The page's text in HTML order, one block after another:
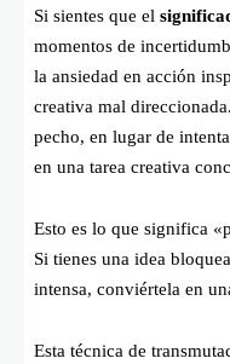
Si sientes que el
momentos de
la ansiedad en acción
creativa mal
pecho, en lugar de
en una tarea creativa
Esto es lo que significa
Si tienes una idea
intensa, conviértela en
Esta técnica de